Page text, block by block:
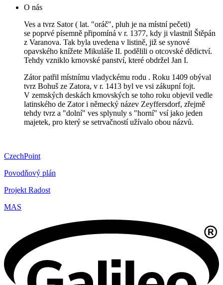
O nás
Ves a tvrz Sator ( lat. "oráč", pluh je na místní pečeti)
se poprvé písemně připomíná v r. 1377, kdy ji vlastnil Štěpán
z Varanova. Tak byla uvedena v listině, již se synové
opavského knížete Mikuláše II. podělili o otcovské dědictví.
Tehdy vzniklo krnovské panství, které obdržel Jan I.
Zátor patřil místnímu vladyckému rodu . Roku 1409 obýval
tvrz Bohuš ze Zatora, v r. 1413 byl ve vsi zákupní fojt.
V zemských deskách krnovských se toho roku objevil vedle
latinského de Zator i německý název Zeyffersdorf, zřejmě
tehdy tvrz a "dolní" ves splynuly s "horní" vsí jako jeden
majetek, pro který se setrvačností užívalo obou názvů.
CzechPoint
Povodňový plán
Projekt Radost
MAS